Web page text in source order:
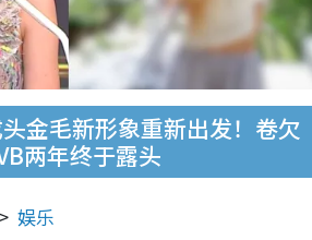
金毛新形象重新出发！卷欠
两年终于露头
娱乐